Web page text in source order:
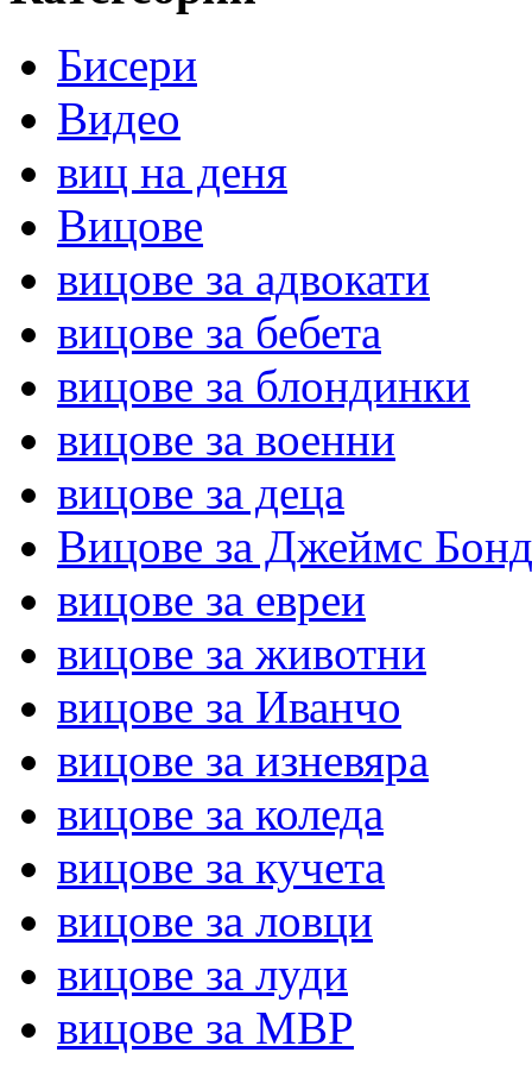
Бисери
Видео
виц на деня
Вицове
вицове за адвокати
вицове за бебета
вицове за блондинки
вицове за военни
вицове за деца
Вицове за Джеймс Бонд
вицове за евреи
вицове за животни
вицове за Иванчо
вицове за изневяра
вицове за коледа
вицове за кучета
вицове за ловци
вицове за луди
вицове за МВР